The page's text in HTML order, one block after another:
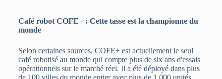
Café robot COFE+ : Cette tasse est la championne du
monde
Selon certaines sources, COFE+ est actuellement le seul
café robotisé au monde qui compte plus de six ans d'essais
opérationnels sur le marché réel. Il a été déployé dans plus
de 100 villes du monde entier avec plus de 1 000 unités,